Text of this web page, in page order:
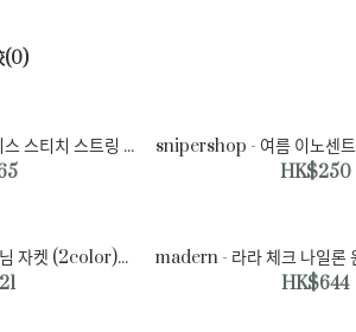
(0)
maninstore - [MIS]아이스 스
HK$365
maninstore - [MIS]아이스 스티치 스트링 바람막이♡韓國男裝外套
HK$250
madern - 에드 바이커 데님 자켓 (2color)♡韓國男裝外套
HK$644